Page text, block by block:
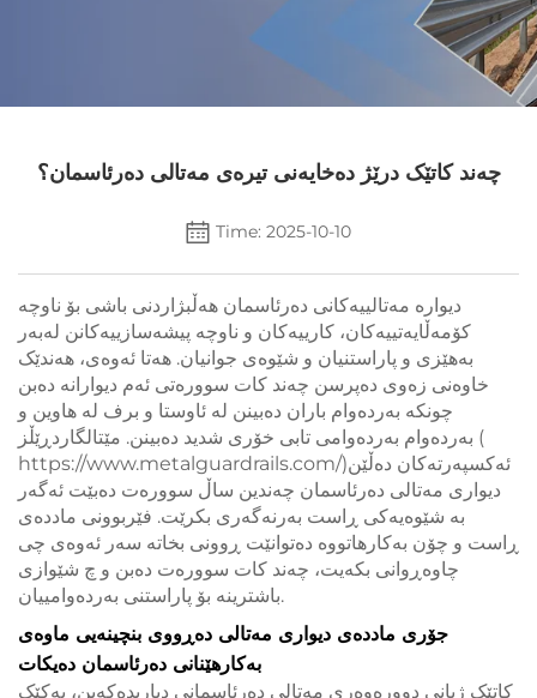
چەند کاتێک درێژ دەخایەنی تیرەی مەتالی دەرئاسمان؟
Time: 2025-10-10
دیوارە مەتالییەکانی دەرئاسمان هەڵبژاردنی باشی بۆ ناوچە
کۆمەڵایەتییەکان، کارییەکان و ناوچە پیشەسازییەکانن لەبەر
بەهێزی و پاراستنیان و شێوەی جوانیان. هەتا ئەوەی، هەندێک
خاوەنی زەوی دەپرسن چەند کات سوورەتی ئەم دیوارانە دەبن
چونکە بەردەوام باران دەبینن لە ئاوستا و برف لە ھاوین و
بەردەوام بەردەوامی تابی خۆری شدید دەبینن. مێتالگاردڕێڵز (
https://www.metalguardrails.com/)ئەکسپەرتەکان دەڵێن
دیواری مەتالی دەرئاسمان چەندین ساڵ سوورەت دەبێت ئەگەر
بە شێوەیەکی ڕاست بەرنەگەری بکرێت. فێربوونی ماددەی
ڕاست و چۆن بەکارهاتووە دەتوانێت ڕوونی بخاتە سەر ئەوەی چی
چاوەڕوانی بکەیت، چەند کات سوورەت دەبن و چ شێوازی
باشترینە بۆ پاراستنی بەردەوامییان.
جۆری ماددەی دیواری مەتالی دەڕووی بنچینەیی ماوەی
بەکارهێنانی دەرئاسمان دەیکات
کاتێک ژیانی دوورەوەری مەتالی دەرئاسمانی دیاریدەکەین، یەکێک